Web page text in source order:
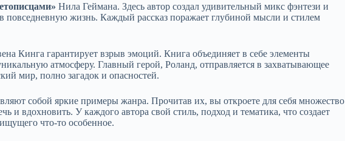
Нила Геймана. Здесь автор создал удивительный микс фэнтези и
повседневную жизнь. Каждый рассказ поражает глубиной мысли и стилем
Кинга гарантирует взрыв эмоций. Книга объединяет в себе элементы
атмосферу. Главный герой, Роланд, отправляется в захватывающее
мир, полно загадок и опасностей.
собой яркие примеры жанра. Прочитав их, вы откроете для себя множество
и вдохновить. У каждого автора свой стиль, подход и тематика, что создает
что-то особенное.